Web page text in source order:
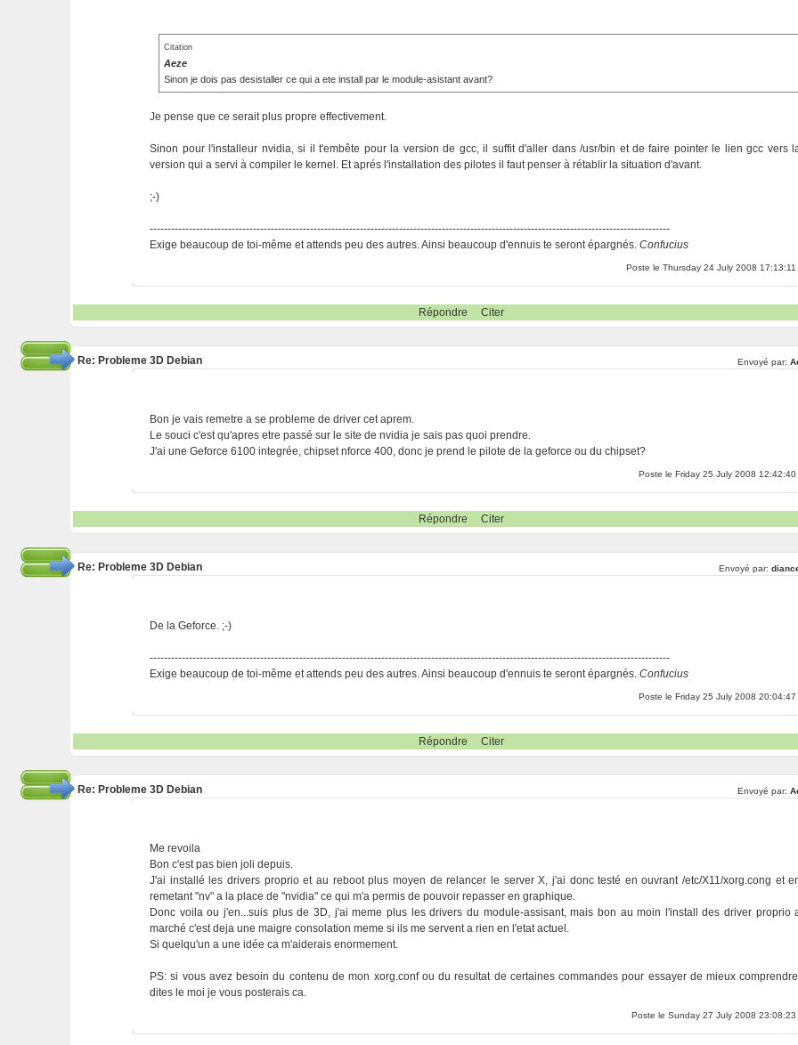
Citation
Aeze
Sinon je dois pas desistaller ce qui a ete install par le module-asistant avant?
Je pense que ce serait plus propre effectivement.
Sinon pour l'installeur nvidia, si il t'embête pour la version de gcc, il suffit d'aller dans /usr/bin et de faire pointer le lien gcc vers
version qui a servi à compiler le kernel. Et aprés l'installation des pilotes il faut penser à rétablir la situation d'avant.
;-)
--------------------------------------------------------------------------------------------------------------------------------------------------
Exige beaucoup de toi-même et attends peu des autres. Ainsi beaucoup d'ennuis te seront épargnés.Confucius
Poste le Thursday 24 July 2008 17:13:11
Répondre Citer
Re: Probleme 3D Debian Envoyé par:
Bon je vais remetre a se probleme de driver cet aprem.
Le souci c'est qu'apres etre passé sur le site de nvidia je sais pas quoi prendre.
J'ai une Geforce 6100 integrée, chipset nforce 400, donc je prend le pilote de la geforce ou du chipset?
Poste le Friday 25 July 2008 12:42:40
Répondre Citer
Re: Probleme 3D Debian Envoyé par:
De la Geforce. ;-)
--------------------------------------------------------------------------------------------------------------------------------------------------
Exige beaucoup de toi-même et attends peu des autres. Ainsi beaucoup d'ennuis te seront épargnés.Confucius
Poste le Friday 25 July 2008 20:04:47
Répondre Citer
Re: Probleme 3D Debian Envoyé par:
Me revoila
Bon c'est pas bien joli depuis.
J'ai installé les drivers proprio et au reboot plus moyen de relancer le server X, j'ai donc testé en ouvrant /etc/X11/xorg.cong et
remetant "nv" a la place de "nvidia" ce qui m'a permis de pouvoir repasser en graphique.
Donc voila ou j'en...suis plus de 3D, j'ai meme plus les drivers du module-assisant, mais bon au moin l'install des driver proprio
marché c'est deja une maigre consolation meme si ils me servent a rien en l'etat actuel.
Si quelqu'un a une idée ca m'aiderais enormement.
PS: si vous avez besoin du contenu de mon xorg.conf ou du resultat de certaines commandes pour essayer de mieux
dites le moi je vous posterais ca.
Poste le Sunday 27 July 2008 23:08:23